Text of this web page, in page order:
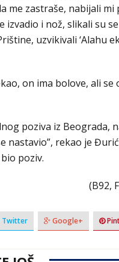
me zastraše, nabijali mi
izvadio i nož, slikali su
uzvikivali ‘Alahu
on ima bolove, ali se
poziva iz Beograda,
nastavio”, rekao je
poziv.
(B92,
Twitter Google+